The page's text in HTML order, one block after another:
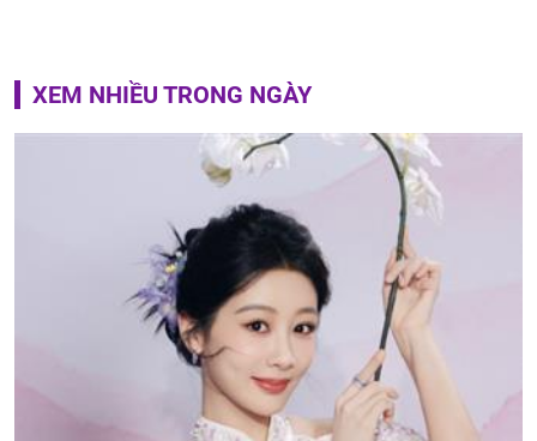
XEM NHIỀU TRONG NGÀY